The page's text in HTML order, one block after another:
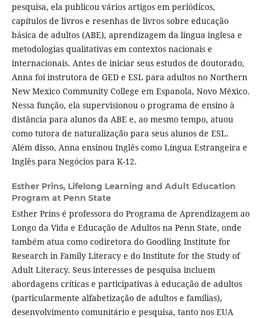
pesquisa, ela publicou vários artigos em periódicos,
capítulos de livros e resenhas de livros sobre educação
básica de adultos (ABE), aprendizagem da língua inglesa e
metodologias qualitativas em contextos nacionais e
internacionais. Antes de iniciar seus estudos de doutorado,
Anna foi instrutora de GED e ESL para adultos no Northern
New Mexico Community College em Espanola, Novo México.
Nessa função, ela supervisionou o programa de ensino à
distância para alunos da ABE e, ao mesmo tempo, atuou
como tutora de naturalização para seus alunos de ESL.
Além disso, Anna ensinou Inglês como Língua Estrangeira e
Inglês para Negócios para K-12.
Esther Prins, Lifelong Learning and Adult Education
Program at Penn State
Esther Prins é professora do Programa de Aprendizagem ao
Longo da Vida e Educação de Adultos na Penn State, onde
também atua como codiretora do Goodling Institute for
Research in Family Literacy e do Institute for the Study of
Adult Literacy. Seus interesses de pesquisa incluem
abordagens críticas e participativas à educação de adultos
(particularmente alfabetização de adultos e famílias),
desenvolvimento comunitário e pesquisa, tanto nos EUA